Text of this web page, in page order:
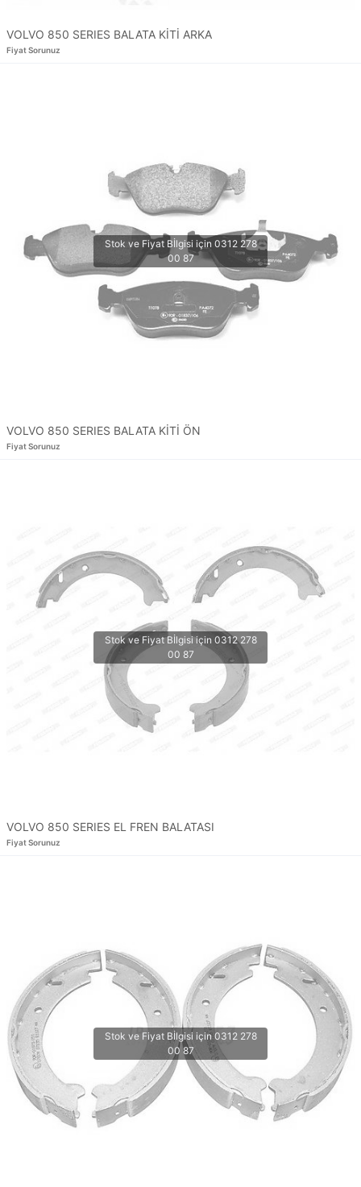
VOLVO 850 SERIES BALATA KİTİ ARKA
Fiyat Sorunuz
VOLVO 850 SERIES BALATA KİTİ ÖN
Fiyat Sorunuz
VOLVO 850 SERIES EL FREN BALATASI
Fiyat Sorunuz